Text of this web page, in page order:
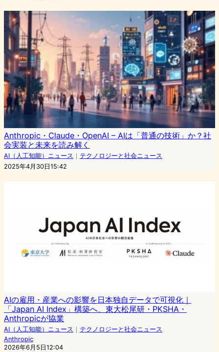
Anthropic・Claude・OpenAI – AIは「普通の技術」か？社
会実装と未来を読み解く
AI（人工知能）ニュース ｜ テクノロジーと社会ニュース
2025年4月30日15:42
AIの雇用・産業への影響を日本独自データで可視化｜
「Japan AI Index」構築へ、東大松尾研・PKSHA・
Anthropicが協業
AI（人工知能）ニュース ｜ テクノロジーと社会ニュース
Anthropic
2026年6月5日12:04